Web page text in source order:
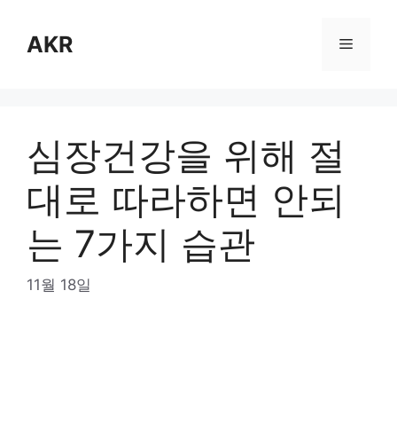
content
AKR Menu
심장건강을 위해 절
대로 따라하면 안되
는 7가지 습관
11월 18일